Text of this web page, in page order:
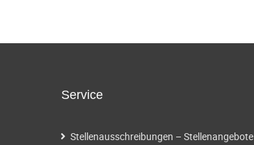
Service
Stellenausschreibungen – Stellenangebote